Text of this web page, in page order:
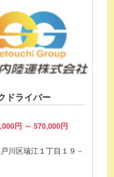
ドライバー
円 ～ 570,000円
川区瑞江１丁目１９－